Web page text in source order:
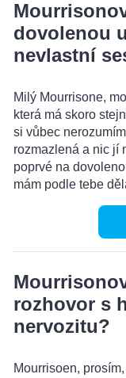
dovolenou
nevlastní
Milý Mourrisone,
která má skoro
si vůbec
rozmazlená a nic jí
poprvé na
mám podle tebe
rozhovor s
nervozitu?
Mourrisoen,